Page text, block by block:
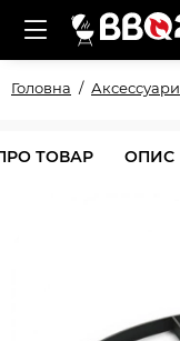
Головна Аксессуари
ТОВАР ОПИС